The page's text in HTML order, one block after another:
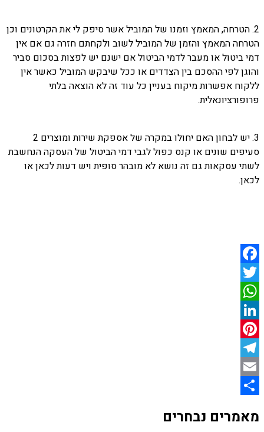
2. הטרחה, המאמץ וזמנו של המוביל אשר סיפק לי את הקרטונים וכן
הטרחה המאמץ והזמן של המוביל לשוב ולקחתם חזרה גם אם אין
דמי ביטול או מעבר לדמי הביטול אם ישנם יש לפצות בסכום סביר
והוגן לפי ההסכם בין הצדדים או ככל שיבקש המוביל כאשר אין
ללקוח אפשרות מיקוח בעניין כל עוד זה לא הוצאה בלתי
פרופורציונאלית.
3. יש לבחון האם יחולו במקרה של אספקת שירות ומוצרים 2
סעיפים שונים או קנס כפול לגבי דמי הביטול של העסקה הנחשבת
לשתי עסקאות גם זה נושא לא מובהר סופית ויש דעות לכאן או
לכאן.
Facebook
Twitter
WhatsApp
LinkedIn
Pinterest
Telegram
Email
מאמרים נבחרים